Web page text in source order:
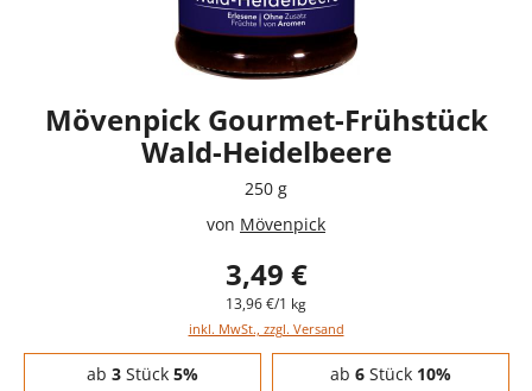
Mövenpick Gourmet-Frühstück
Wald-Heidelbeere
250 g
von Mövenpick
3,49 €
13,96 €/1 kg
inkl. MwSt., zzgl. Versand
Staffelpreise - Mengenrabatt
ab 3Stück 5% ab 6Stück 10%